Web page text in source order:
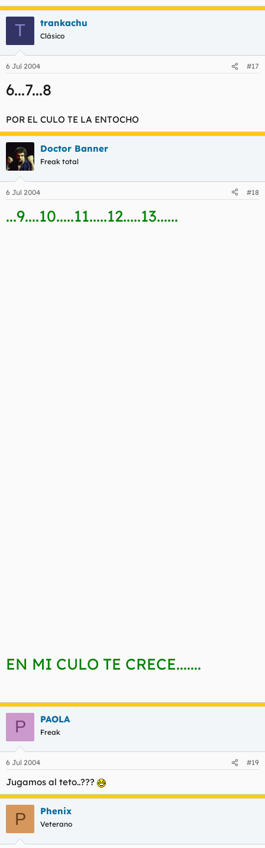
T trankachu
Clásico
6 Jul 2004 #17
6...7...8
POR EL CULO TE LA ENTOCHO
Doctor Banner
Freak total
6 Jul 2004 #18
...9....10.....11.....12.....13......
EN MI CULO TE CRECE.......
P PAOLA
Freak
6 Jul 2004 #19
Jugamos al teto..???
P Phenix
Veterano